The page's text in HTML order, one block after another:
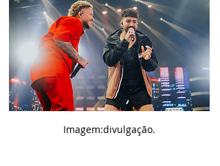
Imagem:divulgação.